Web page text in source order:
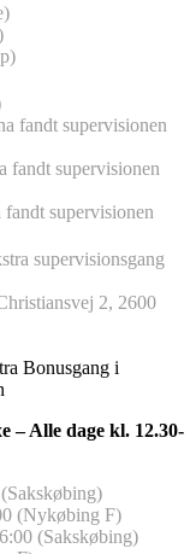
fandt supervisionen
fandt supervisionen
supervisionen
supervisionsgang
2, 2600
Bonusgang i
– Alle dage kl. 12.30-
(Nykøbing F)
(Sakskøbing)